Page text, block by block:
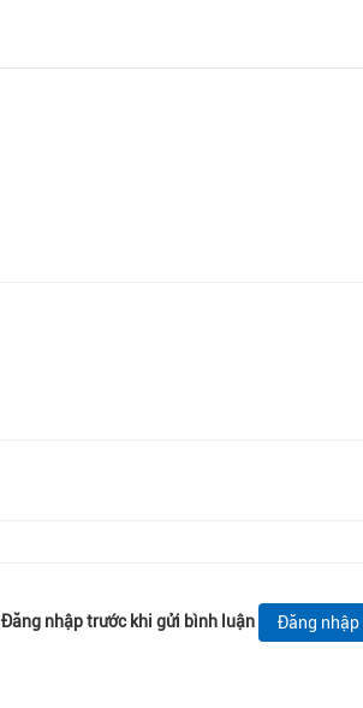
Đăng nhập trước khi gửi bình luận Đăng nhập